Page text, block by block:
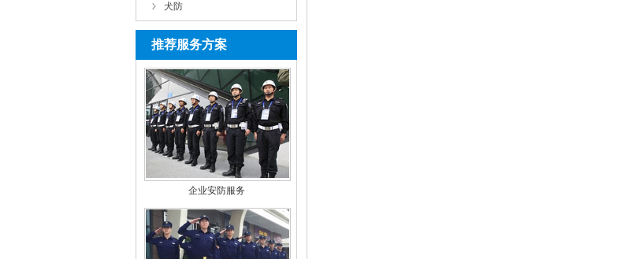
犬防
推荐服务方案
企业安防服务